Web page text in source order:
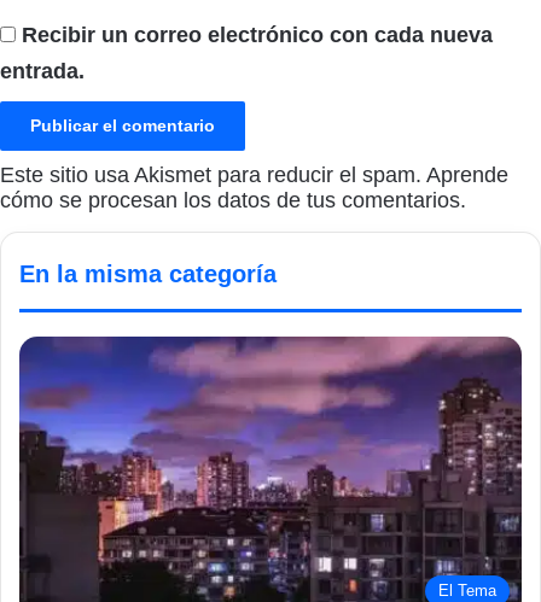
Recibir un correo electrónico con cada nueva
entrada.
Este sitio usa Akismet para reducir el spam. Aprende
cómo se procesan los datos de tus comentarios.
En la misma categoría
El Tema